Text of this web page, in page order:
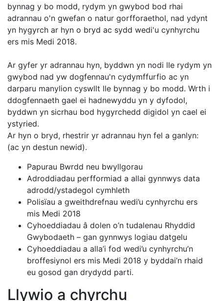
bynnag y bo modd, rydym yn gwybod bod rhai
adrannau o'n gwefan o natur gorfforaethol, nad ydynt
yn hygyrch ar hyn o bryd ac sydd wedi'u cynhyrchu
ers mis Medi 2018.
Ar gyfer yr adrannau hyn, byddwn yn nodi lle rydym yn
gwybod nad yw dogfennau'n cydymffurfio ac yn
darparu manylion cyswllt lle bynnag y bo modd. Wrth i
ddogfennaeth gael ei hadnewyddu yn y dyfodol,
byddwn yn sicrhau bod hygyrchedd digidol yn cael ei
ystyried.
Ar hyn o bryd, rhestrir yr adrannau hyn fel a ganlyn:
(ac yn destun newid).
Papurau Bwrdd neu bwyllgorau
Adroddiadau perfformiad a allai gynnwys data
adrodd/ystadegol cymhleth
Polisïau a gweithdrefnau wedi’u cynhyrchu ers
mis Medi 2018
Cyhoeddiadau â dolen o’n tudalenau Rhyddid
Gwybodaeth – gan gynnwys logiau datgelu
Cyhoeddiadau a alla’i fod wedi’u cynhyrchu’n
broffesiynol ers mis Medi 2018 y byddai’n rhaid
eu gosod gan drydydd parti.
Llywio a chyrchu